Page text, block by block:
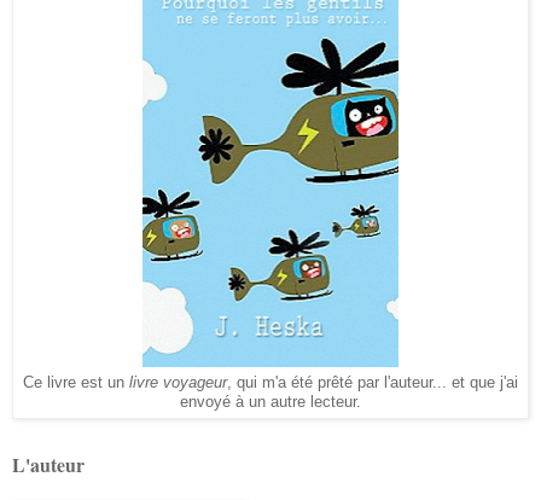
Ce livre est un livre voyageur, qui m'a été prêté par l'auteur... et que j'ai
envoyé à un autre lecteur.
L'auteur